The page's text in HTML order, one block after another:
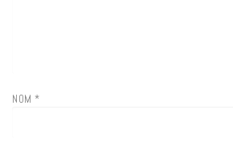
NOM *